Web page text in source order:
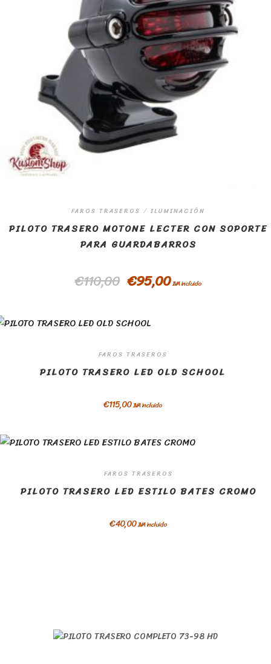
FAROS TRASEROS / ILUMINACIÓN
PILOTO TRASERO MOTONE LECTER CON SOPORTE
PARA GUARDABARROS
€110,00 €95,00IVA incluido
FAROS TRASEROS
PILOTO TRASERO LED OLD SCHOOL
€115,00IVA incluido
FAROS TRASEROS
PILOTO TRASERO LED ESTILO BATES CROMO
€40,00IVA incluido